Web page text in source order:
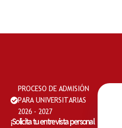
PROCESO DE ADMISIÓN
PARA UNIVERSITARIAS
2026 - 2027
¡Solicita tu entrevista personal